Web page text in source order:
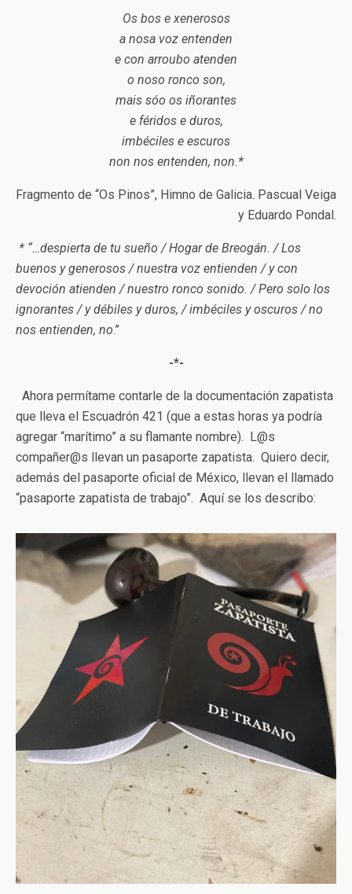
Os bos e xenerosos
a nosa voz entenden
e con arroubo atenden
o noso ronco son,
mais sóo os iñorantes
e féridos e duros,
imbéciles e escuros
non nos entenden, non.*
Fragmento de “Os Pinos”, Himno de Galicia. Pascual Veiga
y Eduardo Pondal.
* “…despierta de tu sueño / Hogar de Breogán. / Los
buenos y generosos / nuestra voz entienden / y con
devoción atienden / nuestro ronco sonido. / Pero solo los
ignorantes / y débiles y duros, / imbéciles y oscuros / no
nos entienden, no.”
-*-
Ahora permítame contarle de la documentación zapatista
que lleva el Escuadrón 421 (que a estas horas ya podría
agregar “marítimo” a su flamante nombre). L@s
compañer@s llevan un pasaporte zapatista. Quiero decir,
además del pasaporte oficial de México, llevan el llamado
“pasaporte zapatista de trabajo”. Aquí se los describo: